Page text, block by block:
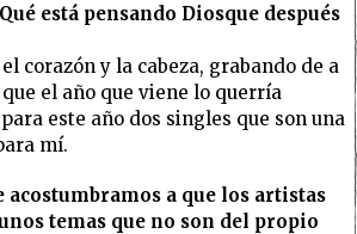
está pensando Diosque después
corazón y la cabeza, grabando de a
el año que viene lo querría
este año dos singles que son una
mí.
acostumbramos a que los artistas
temas que no son del propio